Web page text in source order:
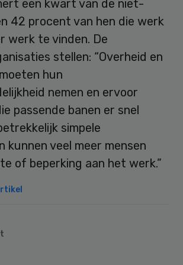
een kwart van de niet-
42 procent van hen die werk
werk te vinden. De
stellen: “Overheid en
hun
nemen en ervoor
passende banen er snel
simpele
kunnen veel meer mensen
of beperking aan het werk.”